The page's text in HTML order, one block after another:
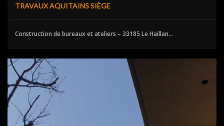
TRAVAUX AQUITAINS SIÈGE
Construction de bureaux et ateliers – 33185 Le Haillan...